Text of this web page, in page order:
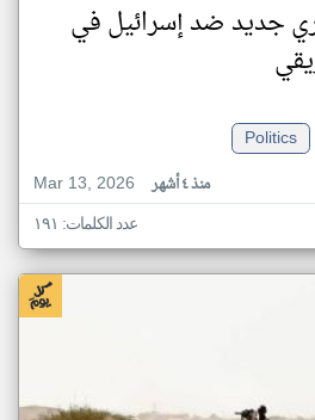
جديد ضد إسرائيل في
Politics
Mar 13, 2026
منذ ٤ أشهر
عدد الكلمات: ١٩١